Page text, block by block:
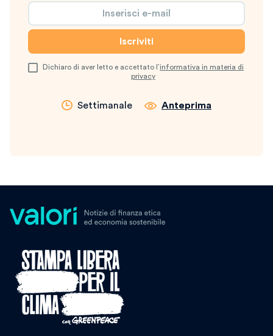
Dichiaro di aver letto e accettato l’informativa in materia di
privacy
Settimanale Anteprima